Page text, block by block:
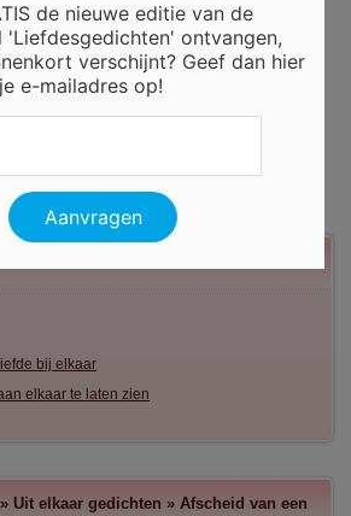
bij elkaar
elkaar te laten zien
» Uit elkaar gedichten » Afscheid van een
de nieuwe editie van de
'Liefdesgedichten' ontvangen,
verschijnt? Geef dan hier
je e-mailadres op!